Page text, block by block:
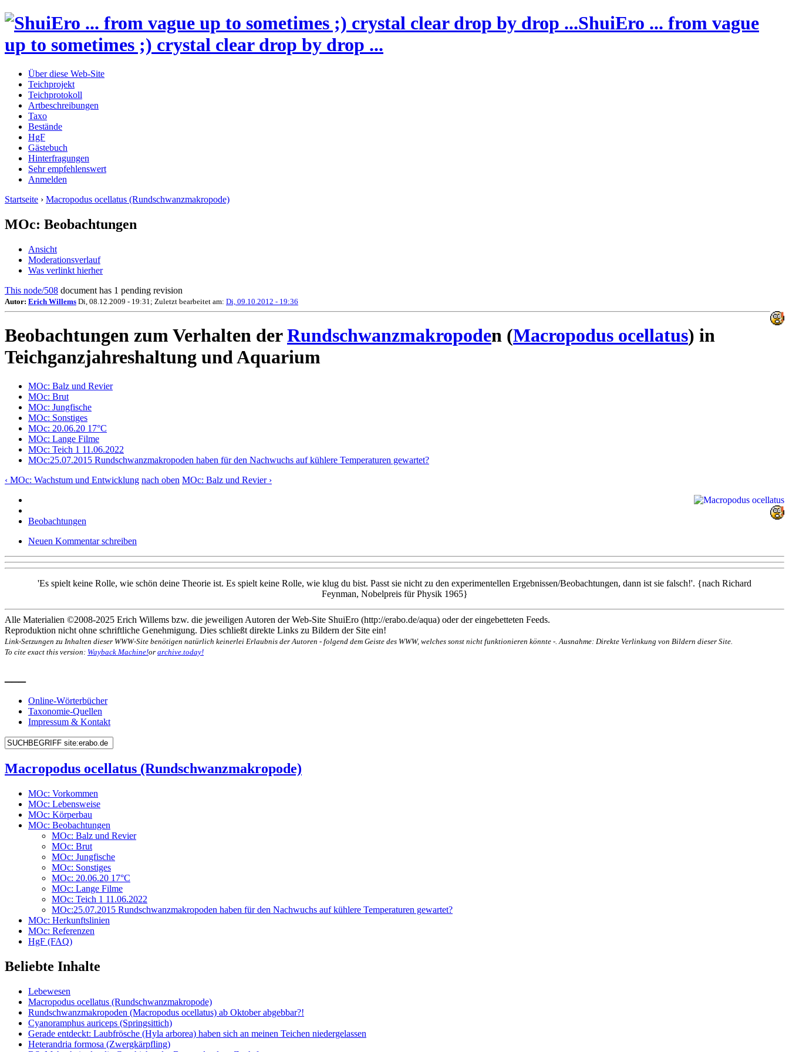
ShuiEro ... from vague
up to sometimes ;) crystal clear drop by drop ...
Über diese Web-Site
Teichprojekt
Teichprotokoll
Artbeschreibungen
Taxo
Bestände
HgF
Gästebuch
Hinterfragungen
Sehr empfehlenswert
Anmelden
Startseite › Macropodus ocellatus (Rundschwanzmakropode)
MOc: Beobachtungen
Ansicht
Moderationsverlauf
Was verlinkt hierher
This node/508 document has 1 pending revision
Autor: Erich Willems Di, 08.12.2009 - 19:31; Zuletzt bearbeitet am: Di, 09.10.2012 - 19:36
Beobachtungen zum Verhalten derRundschwanzmakropoden (Macropodus ocellatus) in
Teichganzjahreshaltung und Aquarium
MOc: Balz und Revier
MOc: Brut
MOc: Jungfische
MOc: Sonstiges
MOc: 20.06.20 17°C
MOc: Lange Filme
MOc: Teich 1 11.06.2022
MOc:25.07.2015 Rundschwanzmakropoden haben für den Nachwuchs auf kühlere Temperaturen gewartet?
‹ MOc: Wachstum und Entwicklung nach oben MOc: Balz und Revier ›
Beobachtungen
Neuen Kommentar schreiben
'Es spielt keine Rolle, wie schön deine Theorie ist. Es spielt keine Rolle, wie klug du bist. Passt sie nicht zu den experimentellen Ergebnissen/Beobachtungen, dann ist sie falsch!'. {nach Richard
Feynman, Nobelpreis für Physik 1965}
Alle Materialien ©2008-2025 Erich Willems bzw. die jeweiligen Autoren der Web-Site ShuiEro (http://erabo.de/aqua) oder der eingebetteten Feeds.
Reproduktion nicht ohne schriftliche Genehmigung. Dies schließt direkte Links zu Bildern der Site ein!
Link-Setzungen zu Inhalten dieser WWW-Site benötigen natürlich keinerlei Erlaubnis der Autoren - folgend dem Geiste des WWW, welches sonst nicht funktionieren könnte -. Ausnahme: Direkte Verlinkung von Bildern dieser Site.
To cite exact this version: Wayback Machine!or archive.today!
Online-Wörterbücher
Taxonomie-Quellen
Impressum & Kontakt
Macropodus ocellatus (Rundschwanzmakropode)
MOc: Vorkommen
MOc: Lebensweise
MOc: Körperbau
MOc: Beobachtungen
MOc: Balz und Revier
MOc: Brut
MOc: Jungfische
MOc: Sonstiges
MOc: 20.06.20 17°C
MOc: Lange Filme
MOc: Teich 1 11.06.2022
MOc:25.07.2015 Rundschwanzmakropoden haben für den Nachwuchs auf kühlere Temperaturen gewartet?
MOc: Herkunftslinien
MOc: Referenzen
HgF (FAQ)
Beliebte Inhalte
Lebewesen
Macropodus ocellatus (Rundschwanzmakropode)
Rundschwanzmakropoden (Macropodus ocellatus) ab Oktober abgebbar?!
Cyanoramphus auriceps (Springsittich)
Gerade entdeckt: Laubfrösche (Hyla arborea) haben sich an meinen Teichen niedergelassen
Heterandria formosa (Zwergkärpfling)